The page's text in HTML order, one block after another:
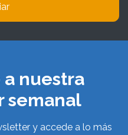
nuestra
semanal
y accede a lo más